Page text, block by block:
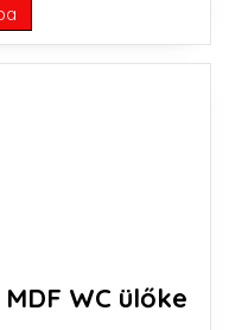
WC ülőke